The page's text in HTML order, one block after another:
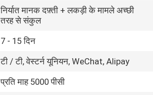
निर्यात मानक दफ़्ती + लकड़ी के मामले अच्छी
तरह से संकुल
7 - 15 दिन
टी / टी, वेस्टर्न यूनियन, WeChat, Alipay
प्रति माह 5000 पीसी